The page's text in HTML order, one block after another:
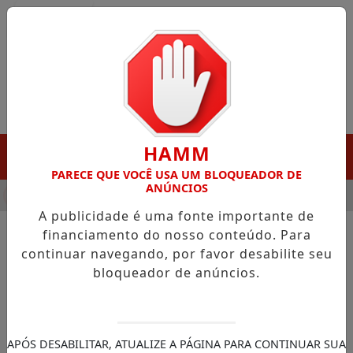
EM PORTO GRANDE COM ATUAÇÃO VOLTADA AO
NOTÍCIAS/TJAP
Inauguração do Palácio 17 de
capítulo na história de
HAMM
PARECE QUE VOCÊ USA UM BLOQUEADOR DE
ANÚNCIOS
A publicidade é uma fonte importante de
financiamento do nosso conteúdo. Para
continuar navegando, por favor desabilite seu
bloqueador de anúncios.
APÓS DESABILITAR, ATUALIZE A PÁGINA PARA CONTINUAR SUA